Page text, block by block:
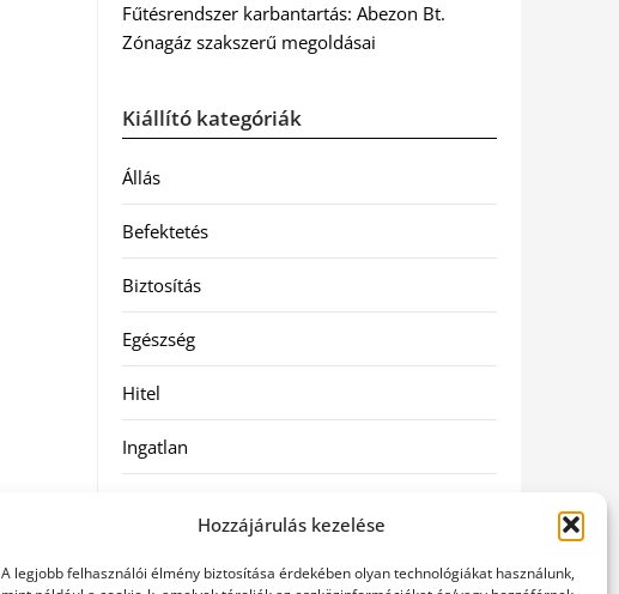
Hozzájárulás kezelése
A legjobb felhasználói élmény biztosítása érdekében olyan technológiákat használunk,
Fűtésrendszer karbantartás: Abezon Bt.
Zónagáz szakszerű megoldásai
Kiállító kategóriák
Állás
Befektetés
Biztosítás
Egészség
Hitel
Ingatlan